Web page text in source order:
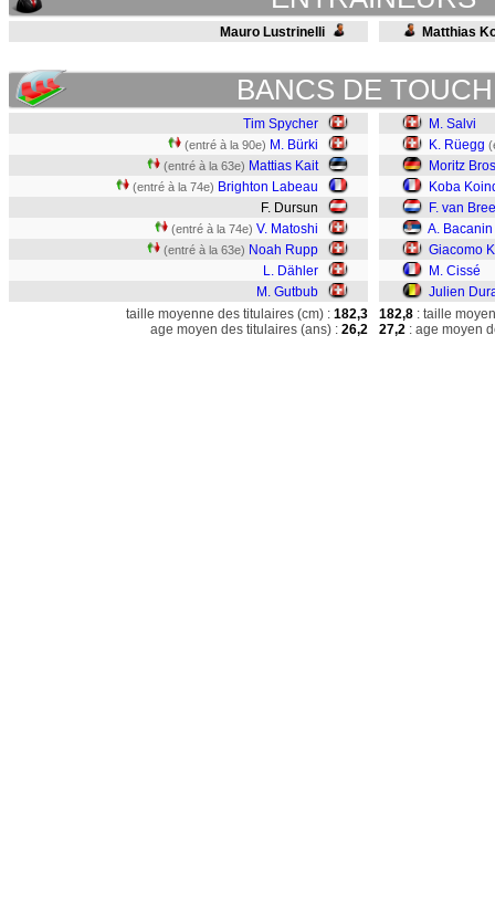
Mauro Lustrinelli Matthias
BANCS DE
Tim Spycher
(entré à la 90e) M. Bürki
(entré à la 63e) Mattias Kait
(entré à la 74e) Brighton Labeau
F. Dursun
(entré à la 74e) V. Matoshi
(entré à la 63e) Noah Rupp
L. Dähler
M. Gutbub
M. Salvi
K. Rüegg
Moritz
Koba
F. van
A. Bacanin
Giacomo
M. Cissé
Julien
taille moyenne des titulaires (cm) : 182,3
age moyen des titulaires (ans) : 26,2
182,8 : taille
27,2 : age moyen